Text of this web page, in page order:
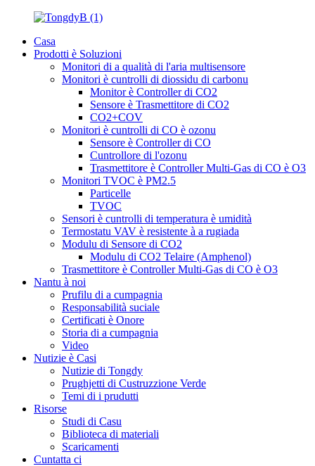
Casa
Prodotti è Soluzioni
Monitori di a qualità di l'aria multisensore
Monitori è cuntrolli di diossidu di carbonu
Monitor è Controller di CO2
Sensore è Trasmettitore di CO2
CO2+COV
Monitori è cuntrolli di CO è ozonu
Sensore è Controller di CO
Cuntrollore di l'ozonu
Trasmettitore è Controller Multi-Gas di CO è O3
Monitori TVOC è PM2.5
Particelle
TVOC
Sensori è cuntrolli di temperatura è umidità
Termostatu VAV è resistente à a rugiada
Modulu di Sensore di CO2
Modulu di CO2 Telaire (Amphenol)
Trasmettitore è Controller Multi-Gas di CO è O3
Nantu à noi
Prufilu di a cumpagnia
Responsabilità suciale
Certificati è Onore
Storia di a cumpagnia
Video
Nutizie è Casi
Nutizie di Tongdy
Prughjetti di Custruzzione Verde
Temi di i prudutti
Risorse
Studi di Casu
Biblioteca di materiali
Scaricamenti
Cuntatta ci